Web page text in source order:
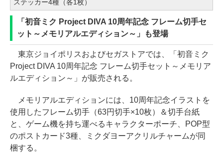
ステッカー4種（各1枚）
「初音ミク Project DIVA 10周年記念 フレーム切手セ
ット～メモリアルエディション～」も登場
東京ジョイポリスおよびセガストアでは、「初音ミク
Project DIVA 10周年記念 フレーム切手セット～メモリア
ルエディション～」が販売される。
メモリアルエディションには、10周年記念イラストを
使用したフレーム切手（63円切手×10枚）＆切手台紙
と、ゲーム機を持ち運べるキャラクターポーチ、POP型
のポストカード3種、ミクダヨーアクリルチャームが同
梱する。